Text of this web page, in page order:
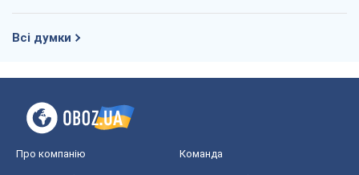
Всі думки
Про компанію Команда